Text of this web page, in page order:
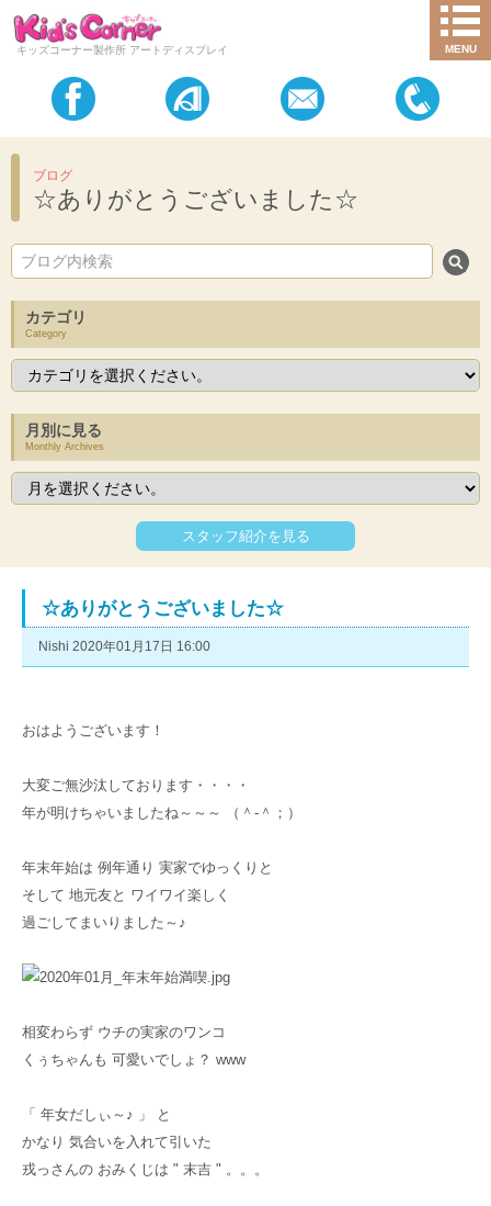
キッズコーナー製作所 アートディスプレイ MENU
ブログ
☆ありがとうございました☆
カテゴリ
Category
月別に見る
Monthly Archives
スタッフ紹介を見る
☆ありがとうございました☆
Nishi 2020年01月17日 16:00
おはようございます！
大変ご無沙汰しております・・・・
年が明けちゃいましたね～～～ （＾-＾；）
年末年始は 例年通り 実家でゆっくりと
そして 地元友と ワイワイ楽しく
過ごしてまいりました～♪
相変わらず ウチの実家のワンコ
くぅちゃんも 可愛いでしょ？ www
「 年女だしぃ～♪ 」 と
かなり 気合いを入れて引いた
戎っさんの おみくじは " 末吉 " 。。。